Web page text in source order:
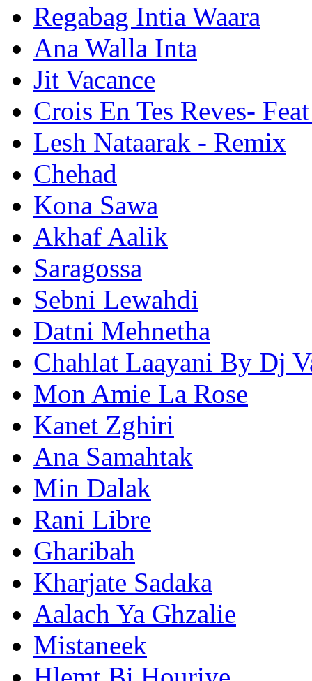
Regabag Intia Waara
Ana Walla Inta
Jit Vacance
Crois En Tes Reves-
Lesh Nataarak - Remix
Chehad
Kona Sawa
Akhaf Aalik
Saragossa
Sebni Lewahdi
Datni Mehnetha
Chahlat Laayani By Dj
Mon Amie La Rose
Kanet Zghiri
Ana Samahtak
Min Dalak
Rani Libre
Gharibah
Kharjate Sadaka
Aalach Ya Ghzalie
Mistaneek